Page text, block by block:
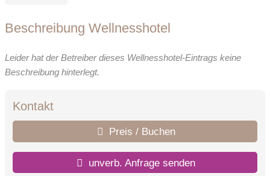
Beschreibung Wellnesshotel
Leider hat der Betreiber dieses Wellnesshotel-Eintrags keine
Beschreibung hinterlegt.
Kontakt
Preis / Buchen
unverb. Anfrage senden